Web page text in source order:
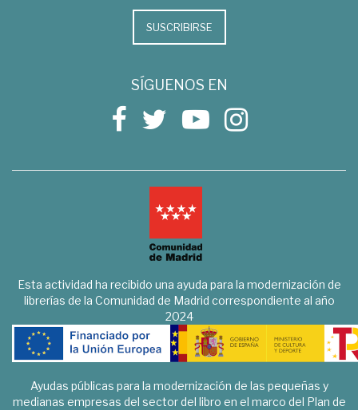
SUSCRIBIRSE
SÍGUENOS EN
Esta actividad ha recibido una ayuda para la modernización de
librerías de la Comunidad de Madrid correspondiente al año
2024
Ayudas públicas para la modernización de las pequeñas y
medianas empresas del sector del libro en el marco del Plan de